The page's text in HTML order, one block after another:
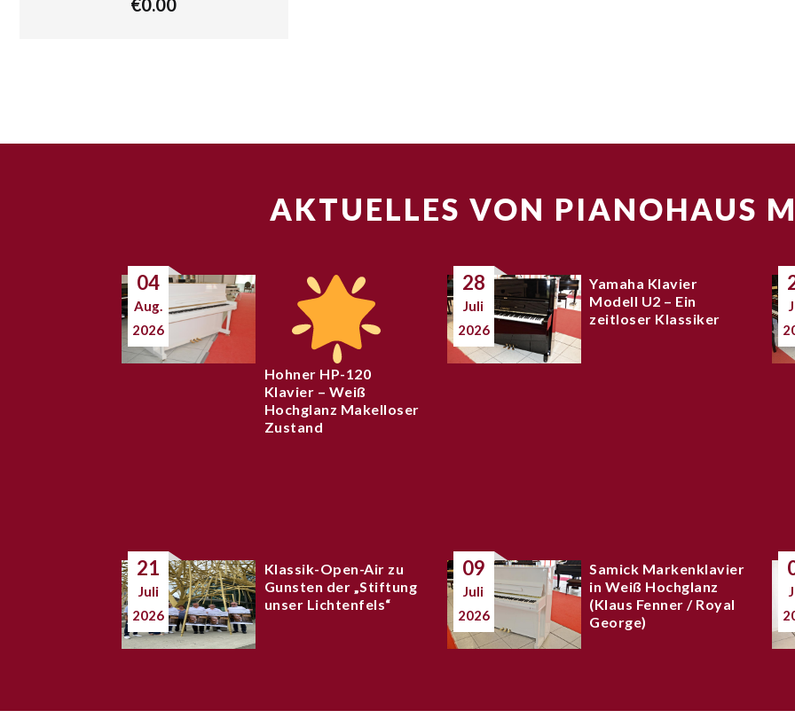
AKTUELLES VON PIANOHAUS
04
Aug.
2026
Hohner HP-120
Klavier – Weiß
Hochglanz Makelloser
Zustand
28
Juli
2026
Yamaha Klavier
Modell U2 – Ein
zeitloser Klassiker
21
Juli
2026
Klassik-Open-Air zu
Gunsten der „Stiftung
unser Lichtenfels“
09
Juli
2026
Samick Markenklavier
in Weiß Hochglanz
(Klaus Fenner / Royal
George)